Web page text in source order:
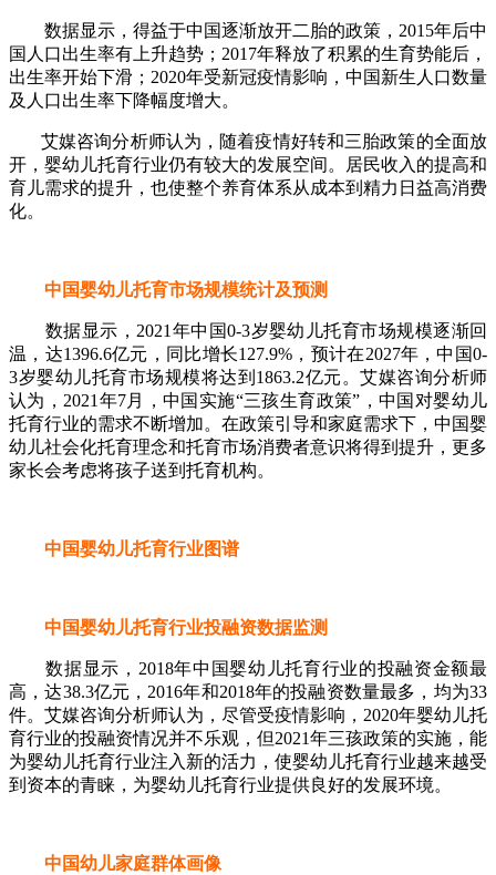
数据显示，得益于中国逐渐放开二胎的政策，2015年后中
国人口出生率有上升趋势；2017年释放了积累的生育势能后，
出生率开始下滑；2020年受新冠疫情影响，中国新生人口数量
及人口出生率下降幅度增大。
艾媒咨询分析师认为，随着疫情好转和三胎政策的全面放
开，婴幼儿托育行业仍有较大的发展空间。居民收入的提高和
育儿需求的提升，也使整个养育体系从成本到精力日益高消费
化。
中国婴幼儿托育市场规模统计及预测
数据显示，2021年中国0-3岁婴幼儿托育市场规模逐渐回
温，达1396.6亿元，同比增长127.9%，预计在2027年，中国0-
3岁婴幼儿托育市场规模将达到1863.2亿元。艾媒咨询分析师
认为，2021年7月，中国实施“三孩生育政策”，中国对婴幼儿
托育行业的需求不断增加。在政策引导和家庭需求下，中国婴
幼儿社会化托育理念和托育市场消费者意识将得到提升，更多
家长会考虑将孩子送到托育机构。
中国婴幼儿托育行业图谱
中国婴幼儿托育行业投融资数据监测
数据显示，2018年中国婴幼儿托育行业的投融资金额最
高，达38.3亿元，2016年和2018年的投融资数量最多，均为33
件。艾媒咨询分析师认为，尽管受疫情影响，2020年婴幼儿托
育行业的投融资情况并不乐观，但2021年三孩政策的实施，能
为婴幼儿托育行业注入新的活力，使婴幼儿托育行业越来越受
到资本的青睐，为婴幼儿托育行业提供良好的发展环境。
中国幼儿家庭群体画像